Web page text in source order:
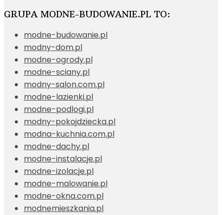
GRUPA MODNE-BUDOWANIE.PL TO:
modne-budowanie.pl
modny-dom.pl
modne-ogrody.pl
modne-sciany.pl
modny-salon.com.pl
modne-lazienki.pl
modne-podlogi.pl
modny-pokojdziecka.pl
modna-kuchnia.com.pl
modne-dachy.pl
modne-instalacje.pl
modne-izolacje.pl
modne-malowanie.pl
modne-okna.com.pl
modnemieszkania.pl